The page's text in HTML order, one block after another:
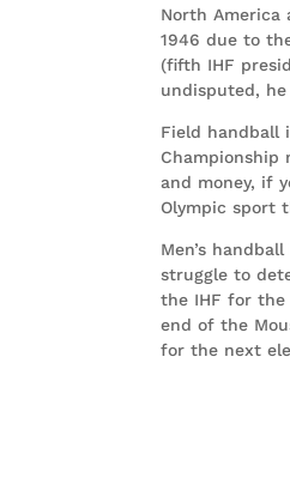
North America
1946 due to
(fifth IHF
undisputed,
Field handball
Championship
and money, if
Olympic sport
Men’s
struggle to
the IHF for the
end of the
for the next